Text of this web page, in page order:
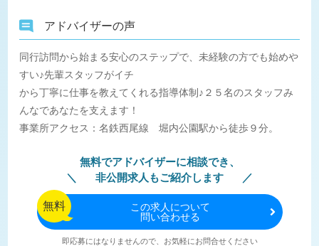
アドバイザーの声
同行訪問から始まる安心のステップで、未経験の方でも始めや
すい♪先輩スタッフがイチ
から丁寧に仕事を教えてくれる指導体制♪２５名のスタッフみ
んなであなたを支えます！
事業所アクセス：名鉄西尾線 堀内公園駅から徒歩９分。
無料でアドバイザーに相談でき、
非公開求人もご紹介します
無料 この求人について
問い合わせる
即応募にはなりませんので、お気軽にお問合せください